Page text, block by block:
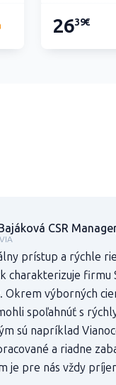
2639€
CSR
prístup a rýchle
charakterizuje firmu
Okrem výborných
spoľahnúť s
sú napríklad
a riadne
je pre nás vždy